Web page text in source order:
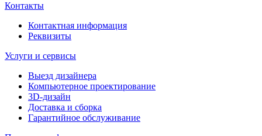
Контакты
Контактная информация
Реквизиты
Услуги и сервисы
Выезд дизайнера
Компьютерное проектирование
3D-дизайн
Доставка и сборка
Гарантийное обслуживание